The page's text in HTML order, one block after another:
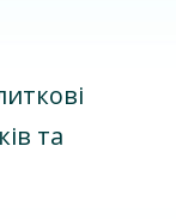
та